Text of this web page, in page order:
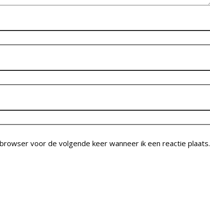
voor de volgende keer wanneer ik een reactie plaats.